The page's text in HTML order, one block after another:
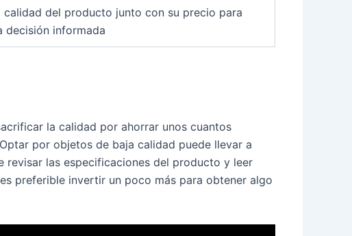
calidad del producto junto con su precio para
decisión informada
la calidad por ahorrar unos cuantos
por objetos de baja calidad puede llevar a
revisar las especificaciones del producto y leer
preferible invertir un poco más para obtener algo